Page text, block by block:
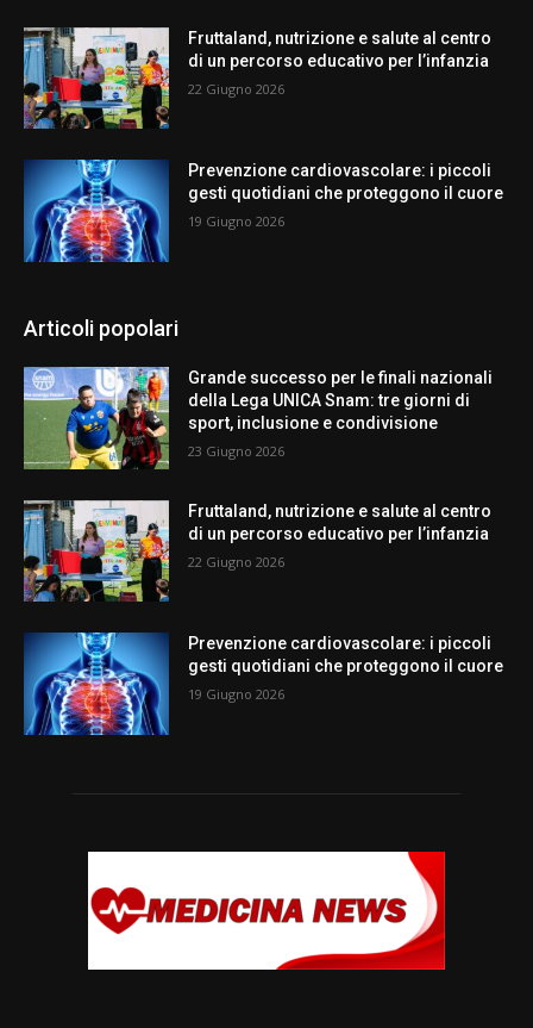
Fruttaland, nutrizione e salute al centro
di un percorso educativo per l’infanzia
22 Giugno 2026
Prevenzione cardiovascolare: i piccoli
gesti quotidiani che proteggono il cuore
19 Giugno 2026
Articoli popolari
Grande successo per le finali nazionali
della Lega UNICA Snam: tre giorni di
sport, inclusione e condivisione
23 Giugno 2026
Fruttaland, nutrizione e salute al centro
di un percorso educativo per l’infanzia
22 Giugno 2026
Prevenzione cardiovascolare: i piccoli
gesti quotidiani che proteggono il cuore
19 Giugno 2026